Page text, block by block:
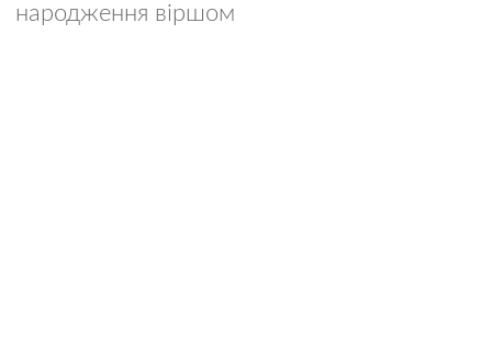
народження віршом